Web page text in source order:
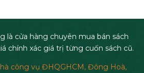
là cửa hàng chuyên mua bán sách
chính xác giá trị từng cuốn sách cũ.
công vụ ĐHQGHCM, Đông Hoà,